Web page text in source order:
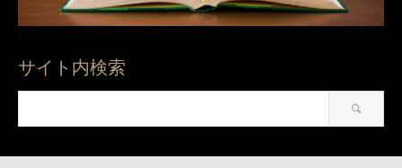
サイト内検索